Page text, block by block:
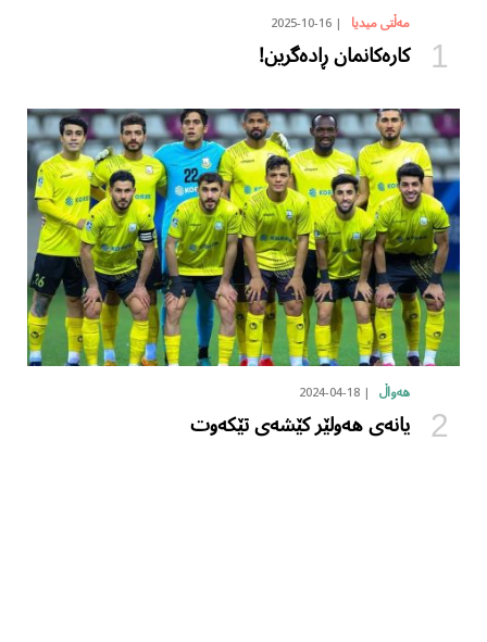
مەڵتی میدیا 2025-10-16
کارەکانمان ڕادەگرین!
هەواڵ 2024-04-18
یانەی هەولێر کێشەی تێکەوت